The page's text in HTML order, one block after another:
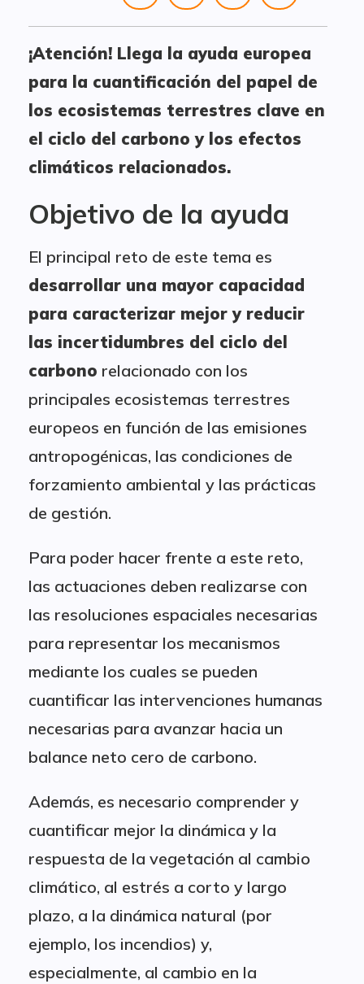
¡Atención! Llega la ayuda europea
para la cuantificación del papel de
los ecosistemas terrestres clave en
el ciclo del carbono y los efectos
climáticos relacionados.
Objetivo de la ayuda
El principal reto de este tema es
desarrollar una mayor capacidad
para caracterizar mejor y reducir
las incertidumbres del ciclo del
carbono relacionado con los
principales ecosistemas terrestres
europeos en función de las emisiones
antropogénicas, las condiciones de
forzamiento ambiental y las prácticas
de gestión.
Para poder hacer frente a este reto,
las actuaciones deben realizarse con
las resoluciones espaciales necesarias
para representar los mecanismos
mediante los cuales se pueden
cuantificar las intervenciones humanas
necesarias para avanzar hacia un
balance neto cero de carbono.
Además, es necesario comprender y
cuantificar mejor la dinámica y la
respuesta de la vegetación al cambio
climático, al estrés a corto y largo
plazo, a la dinámica natural (por
ejemplo, los incendios) y,
especialmente, al cambio en la